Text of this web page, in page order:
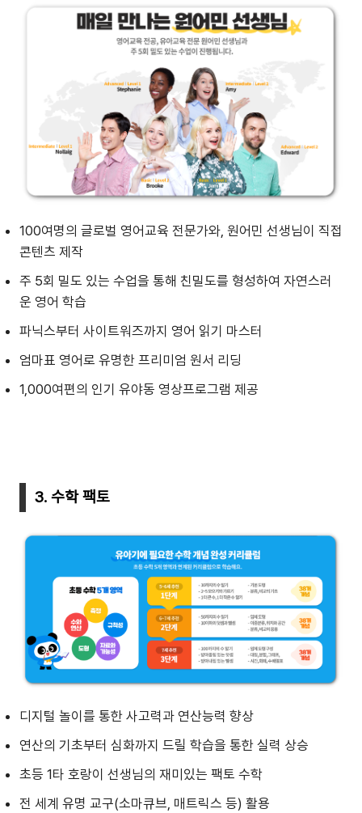
100여명의 글로벌 영어교육 전문가와, 원어민 선생님이 직접
콘텐츠 제작
주 5회 밀도 있는 수업을 통해 친밀도를 형성하여 자연스러
운 영어 학습
파닉스부터 사이트워즈까지 영어 읽기 마스터
엄마표 영어로 유명한 프리미엄 원서 리딩
1,000여편의 인기 유야동 영상프로그램 제공
3. 수학 팩토
디지털 놀이를 통한 사고력과 연산능력 향상
연산의 기초부터 심화까지 드릴 학습을 통한 실력 상승
초등 1타 호랑이 선생님의 재미있는 팩토 수학
전 세계 유명 교구(소마큐브, 매트릭스 등) 활용